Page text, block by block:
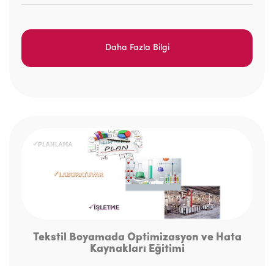
Daha Fazla Bilgi
Tekstil Boyamada Optimizasyon ve Hata
Kaynakları Eğitimi